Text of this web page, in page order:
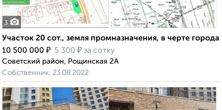
3
Участок 20 сот., земля промназначения, в черте города
10 500 000 ₽ 5 300 ₽ за сотку
Советский район, Рощинская 2А
Собственник, 23.08.2022